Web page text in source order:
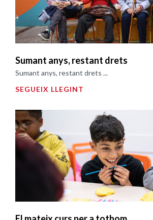
Sumant anys, restant drets
Sumant anys, restant drets ...
SEGUEIX LLEGINT